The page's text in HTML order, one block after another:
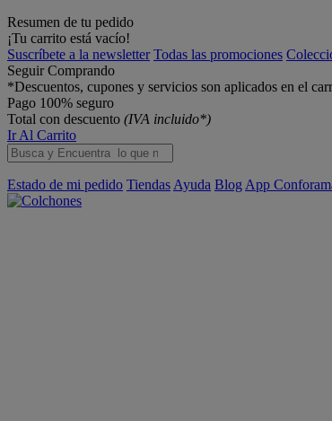
Resumen de tu pedido
¡Tu carrito está vacío!
Suscríbete a la newsletter Todas las promociones
Seguir Comprando
*Descuentos, cupones y servicios son aplicados en el
Pago 100% seguro
Total con descuento (IVA incluido*)
Ir Al Carrito
Estado de mi pedido Tiendas Ayuda Blog App